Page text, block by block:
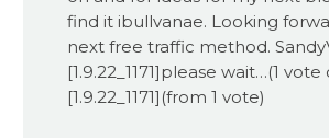
find it ibullvanae. Looking
next free traffic method.
[1.9.22_1171]please wait…(1 vote
[1.9.22_1171](from 1 vote)